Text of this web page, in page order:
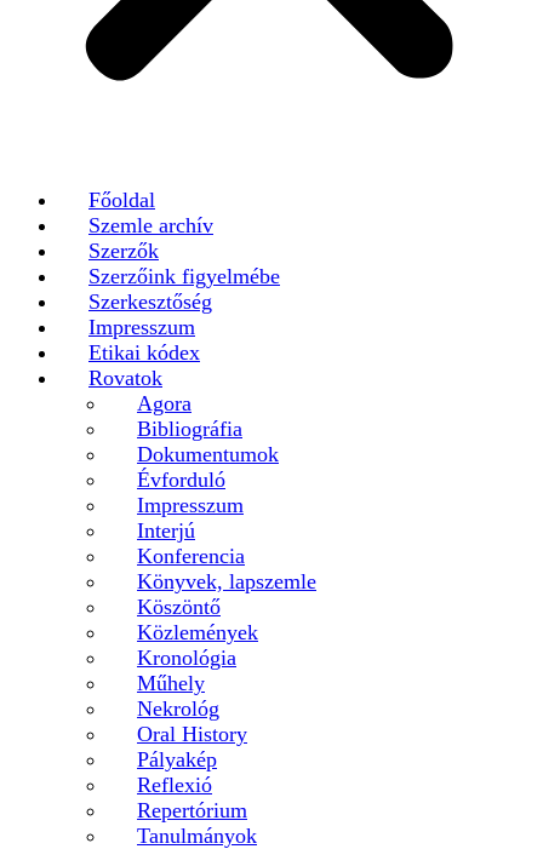
Főoldal
Szemle archív
Szerzők
Szerzőink figyelmébe
Szerkesztőség
Impresszum
Etikai kódex
Rovatok
Agora
Bibliográfia
Dokumentumok
Évforduló
Impresszum
Interjú
Konferencia
Könyvek, lapszemle
Köszöntő
Közlemények
Kronológia
Műhely
Nekrológ
Oral History
Pályakép
Reflexió
Repertórium
Tanulmányok